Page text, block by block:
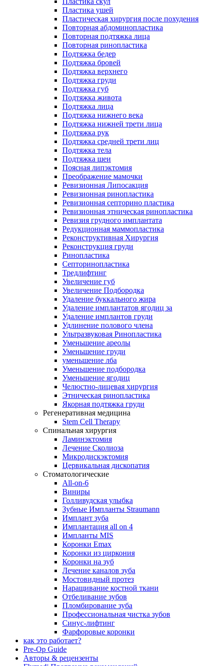
Пластика ушей
Пластическая хирургия после похудения
Повторная абдоминопластика
Повторная подтяжка лица
Повторная ринопластика
Подтяжка бедер
Подтяжка бровей
Подтяжка верхнего
Подтяжка груди
Подтяжка губ
Подтяжка живота
Подтяжка лица
Подтяжка нижнего века
Подтяжка нижней трети лица
Подтяжка рук
Подтяжка средней трети лиц
Подтяжка тела
Подтяжка шеи
Поясная липэктомия
Преображение мамочки
Ревизионная Липосакция
Ревизионная ринопластика
Ревизионная септорино пластика
Ревизионная этническая ринопластика
Ревизия грудного имплантата
Редукционная маммопластика
Реконструктивная Хирургия
Реконструкция груди
Ринопластика
Септоринопластика
Тредлифтинг
Увеличение губ
Увеличение Подбородка
Удаление буккального жира
Удаление имплантатов ягодиц за
Удаление имплантов груди
Удлинение полового члена
Ультразвуковая Ринопластика
Уменьшение ареолы
Уменьшение груди
уменьшение лба
Уменьшение подбородка
Уменьшение ягодиц
Челюстно-лицевая хирургия
Этническая ринопластика
Якорная подтяжка груди
Регенеративная медицина
Stem Cell Therapy
Спинальная хирургия
Ламинэктомия
Лечение Сколиоза
Микродискэктомия
Цервикальная дископатия
Стоматологические
All-on-6
Виниры
Голливудская улыбка
Зубные Импланты Straumann
Имплант зуба
Имплантация all on 4
Импланты MIS
Коронки Emax
Коронки из циркония
Коронки на зуб
Лечение каналов зуба
Мостовидный протез
Наращивание костной ткани
Отбеливание зубов
Пломбирование зуба
Профессиональная чистка зубов
Синус-лифтинг
Фарфоровые коронки
как это работает?
Pre-Op Guide
Авторы & рецензенты